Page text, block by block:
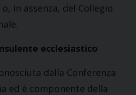
in assenza, del Collegio
ecclesiastico
dalla Conferenza
ed è componente della